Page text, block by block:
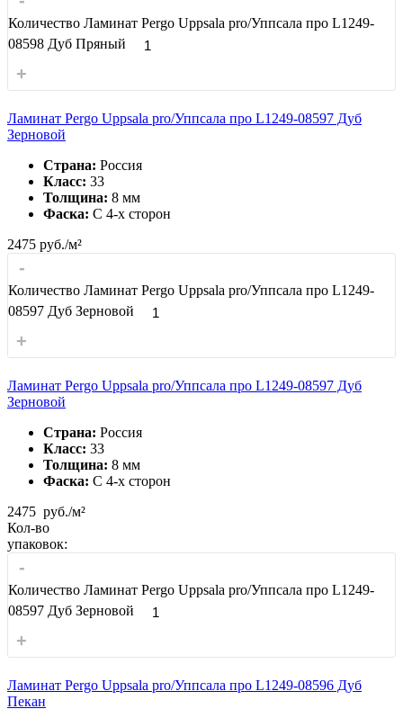
Количество Ламинат Pergo Uppsala pro/Уппсала про L1249-
08598 Дуб Пряный
+
Ламинат Pergo Uppsala pro/Уппсала про L1249-08597 Дуб
Зерновой
Страна: Россия
Класс: 33
Толщина: 8 мм
Фаска: С 4-x сторон
2475 руб./м²
-
Количество Ламинат Pergo Uppsala pro/Уппсала про L1249-
08597 Дуб Зерновой
+
Ламинат Pergo Uppsala pro/Уппсала про L1249-08597 Дуб
Зерновой
Страна: Россия
Класс: 33
Толщина: 8 мм
Фаска: С 4-x сторон
2475 руб./м²
Кол-во
упаковок:
-
Количество Ламинат Pergo Uppsala pro/Уппсала про L1249-
08597 Дуб Зерновой
+
Ламинат Pergo Uppsala pro/Уппсала про L1249-08596 Дуб
Пекан